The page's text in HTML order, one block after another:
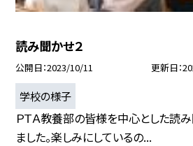
読み聞かせ２
公開日 2023/10/11 更新日
学校の様子
ＰＴＡ教養部の皆様を中心とした読
ました。楽しみにしているの...